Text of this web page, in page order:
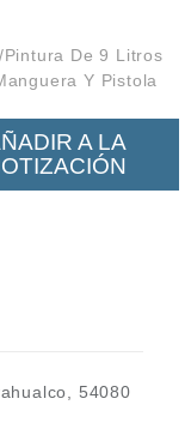
Pintura De 9 Litros
Y Pistola
A LA
54080